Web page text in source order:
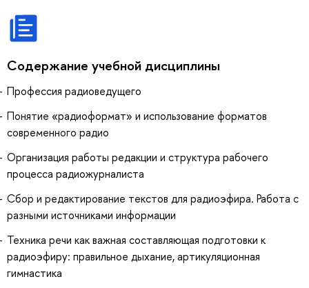
Содержание учебной дисциплины
Профессия радиоведущего
Понятие «радиоформат» и использование форматов
современного радио
Организация работы редакции и структура рабочего
процесса радиожурналиста
Сбор и редактирование текстов для радиоэфира. Работа с
разными источниками информации
Техника речи как важная составляющая подготовки к
радиоэфиру: правильное дыхание, артикуляционная
гимнастика